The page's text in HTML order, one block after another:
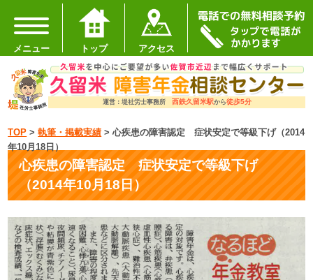
運営：堤社労士事務所 西鉄久留米駅から徒歩5分
メニュー トップ アクセス
TOP >執筆・掲載実績 >心疾患の障害認定 症状安定で等級下げ（2014
年10月18日）
心疾患の障害認定 症状安定で等級下げ
（2014年10月18日）